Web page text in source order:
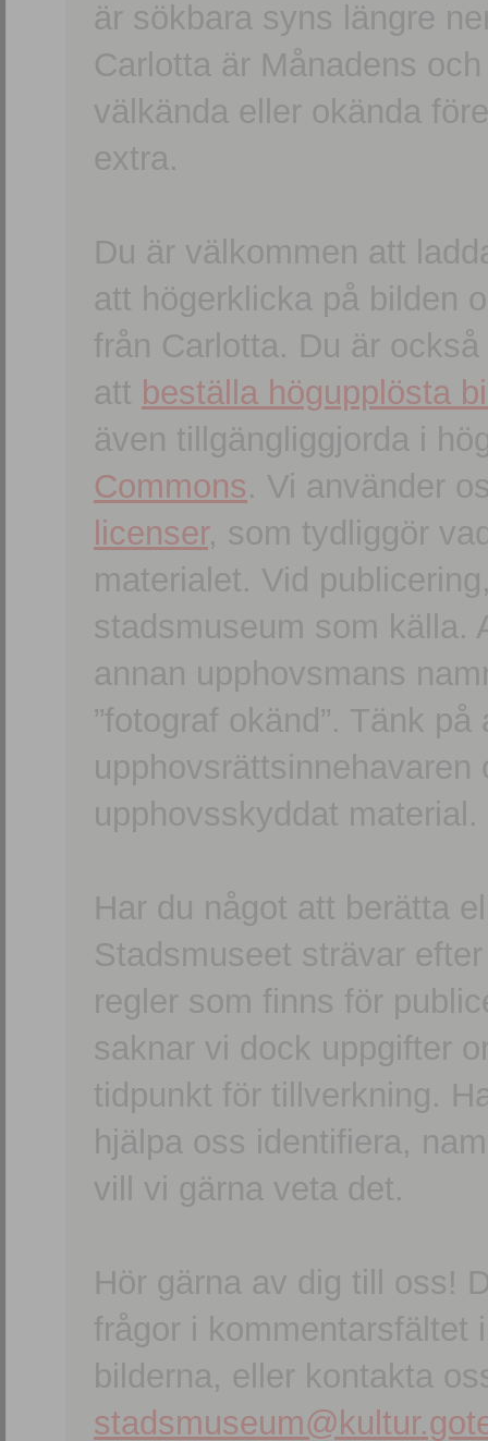
är sökbara syns längre
Carlotta är Månadens
välkända eller okända
extra.
Du är välkommen att
att högerklicka på bilden
från Carlotta. Du är
att beställa högupplösta
även tillgängliggjorda i
Commons. Vi använder
licenser, som tydliggör
materialet. Vid
stadsmuseum som källa.
annan upphovsmans
”fotograf okänd”. Tänk
upphovsskyddat material.
Har du något att berätta
Stadsmuseet strävar
regler som finns för
saknar vi dock uppgifter
tidpunkt för tillverkning.
hjälpa oss identifiera,
vill vi gärna veta det.
Hör gärna av dig till oss!
frågor i kommentarsfältet
bilderna, eller kontakta